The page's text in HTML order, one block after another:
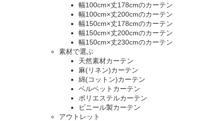
幅100cm×丈178cmのカーテン
幅100cm×丈200cmのカーテン
幅150cm×丈178cmのカーテン
幅150cm×丈200cmのカーテン
幅150cm×丈230cmのカーテン
素材で選ぶ
天然素材カーテン
麻(リネン)カーテン
綿(コットン)カーテン
ベルベットカーテン
ポリエステルカーテン
ビニール製カーテン
アウトレット